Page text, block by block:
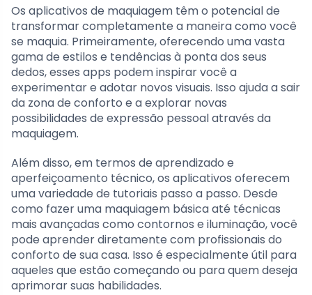
Os aplicativos de maquiagem têm o potencial de
transformar completamente a maneira como você
se maquia. Primeiramente, oferecendo uma vasta
gama de estilos e tendências à ponta dos seus
dedos, esses apps podem inspirar você a
experimentar e adotar novos visuais. Isso ajuda a sair
da zona de conforto e a explorar novas
possibilidades de expressão pessoal através da
maquiagem.
Além disso, em termos de aprendizado e
aperfeiçoamento técnico, os aplicativos oferecem
uma variedade de tutoriais passo a passo. Desde
como fazer uma maquiagem básica até técnicas
mais avançadas como contornos e iluminação, você
pode aprender diretamente com profissionais do
conforto de sua casa. Isso é especialmente útil para
aqueles que estão começando ou para quem deseja
aprimorar suas habilidades.